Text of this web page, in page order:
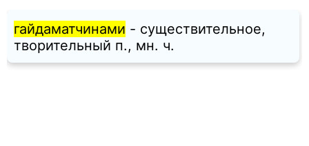
гайдаматчинами - существительное,
творительный п., мн. ч.